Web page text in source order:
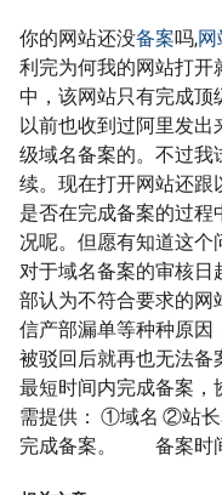
你的网站还没备案吗,
利完为何我的网站打开
中，该网站只有完成顶
以前也收到过阿里发
级域名备案的。不过
续。现在打开网站还
是否在完成备案的过
况呢。但愿有知道这
对于域名备案的审核
部认为不符合要求的网
信产部漏单等种种原因
被驳回后就再也无法备
最短时间内完成备案，
需提供： ①域名 ②站
完成备案。 备案时间